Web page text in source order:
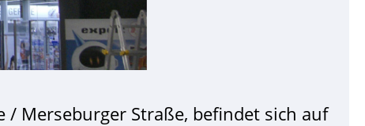
/ Merseburger Straße, befindet sich auf